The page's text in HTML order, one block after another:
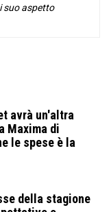
suo aspetto
avrà un'altra
Maxima di
le spese è la
della stagione